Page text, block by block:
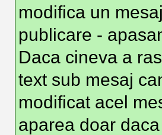
modifica un
publicare -
Daca cineva a
text sub mesaj
modificat acel
aparea doar